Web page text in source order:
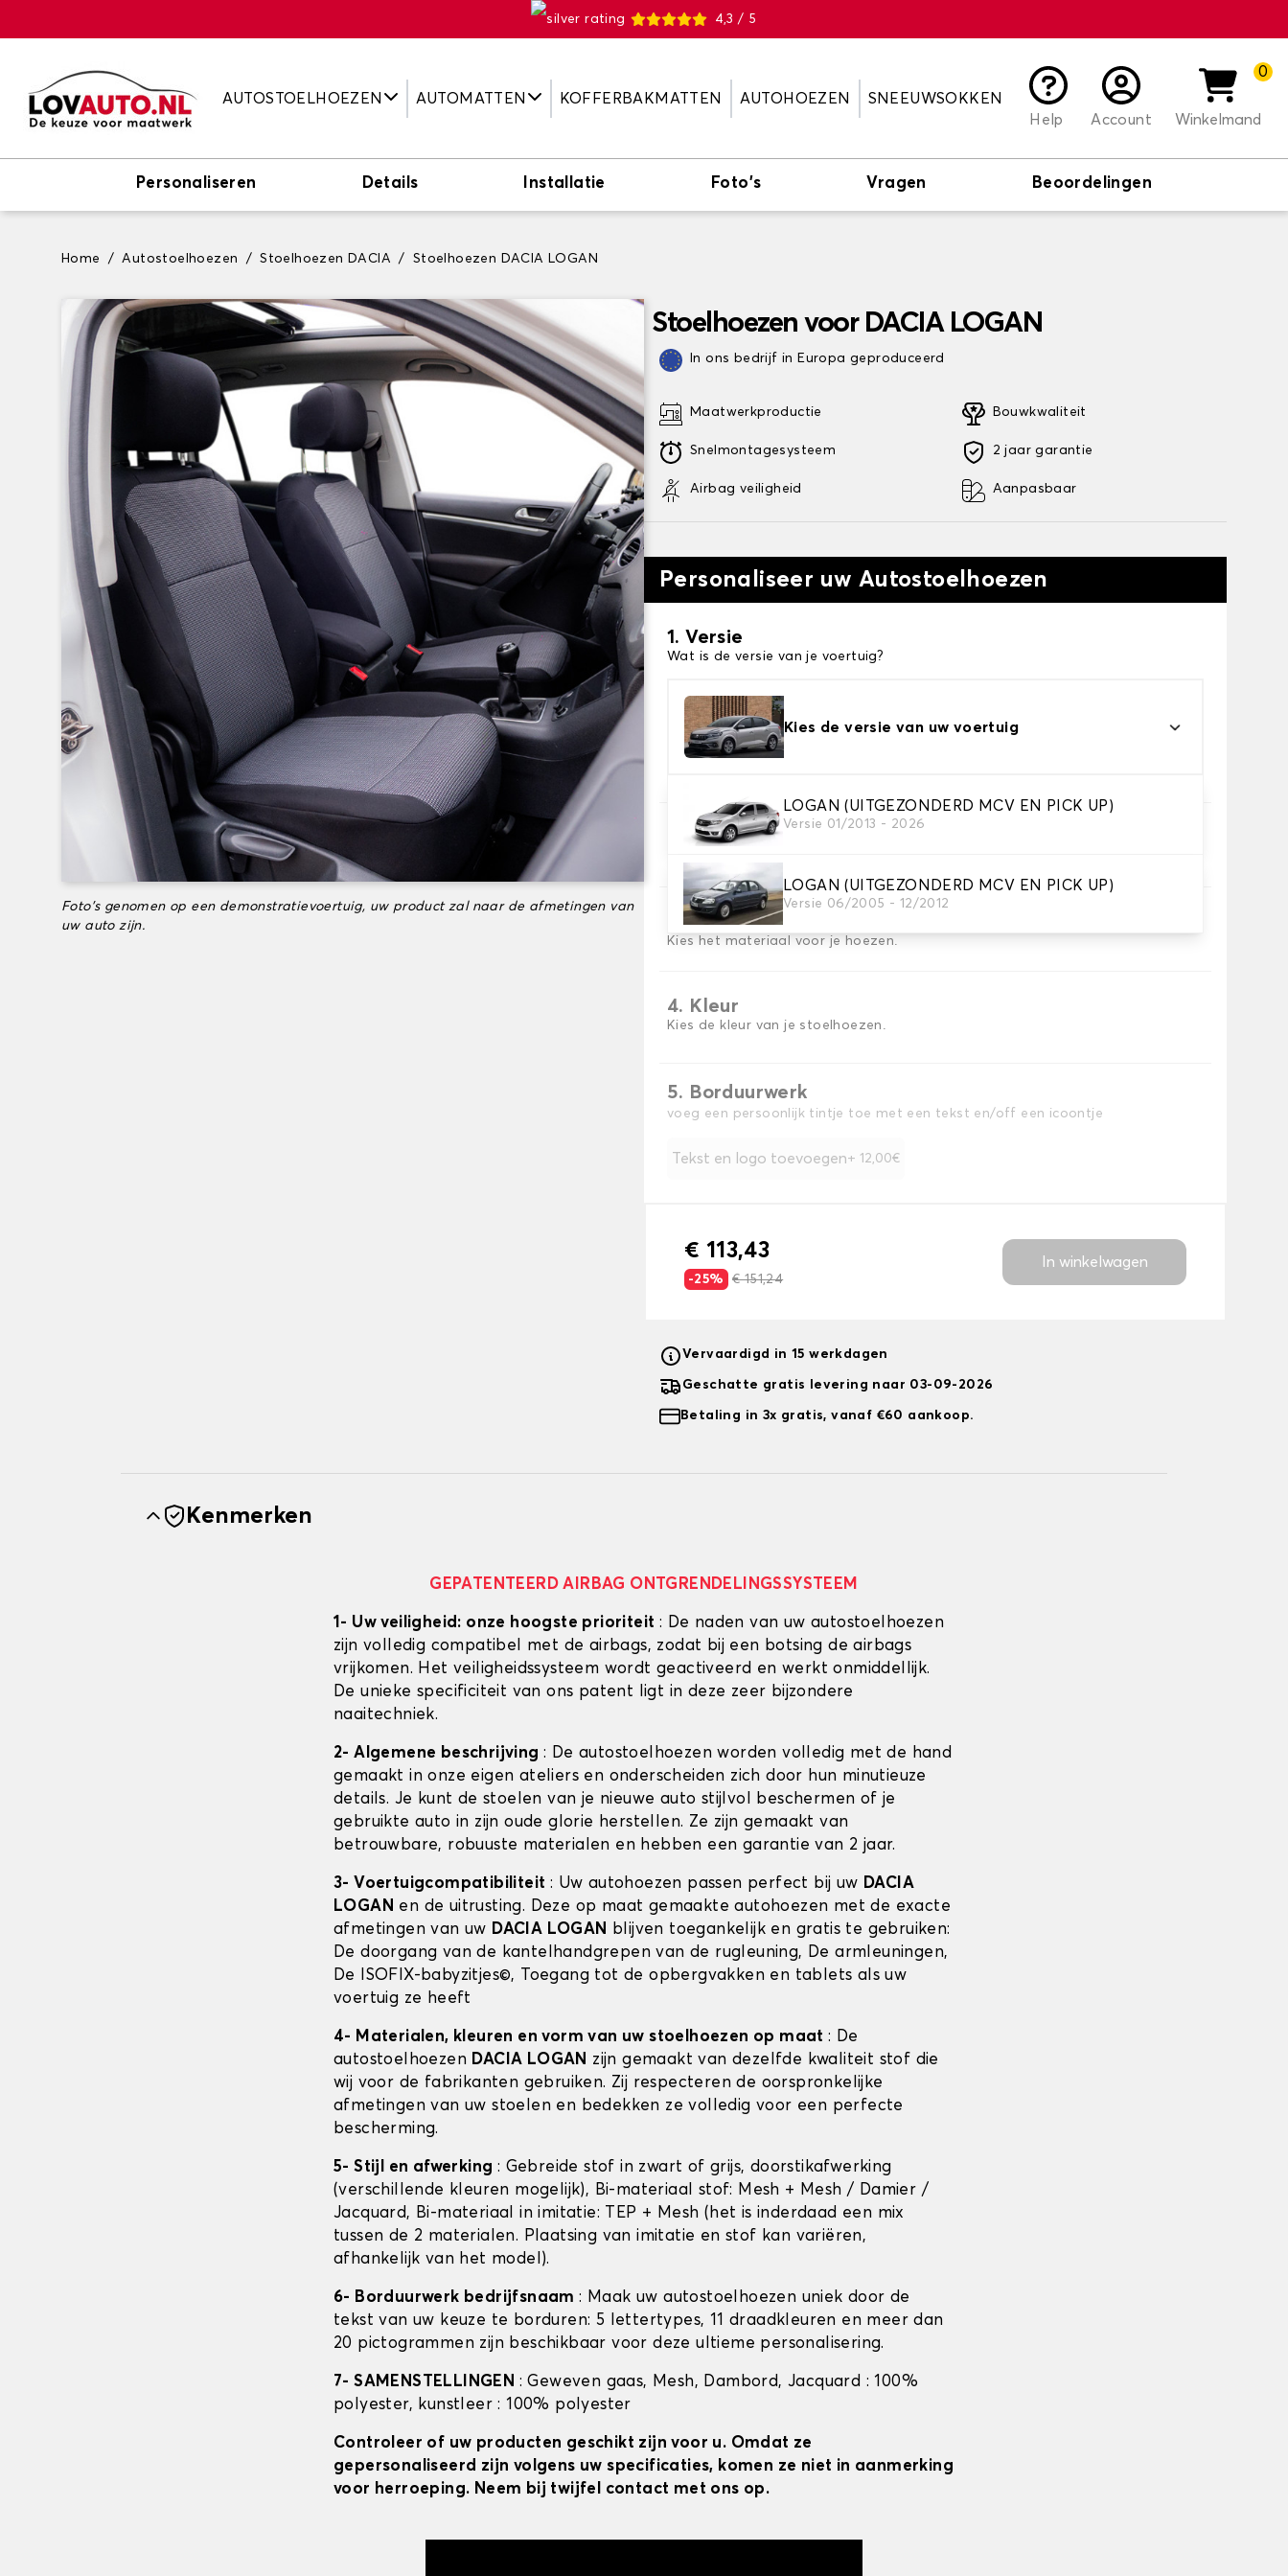
4,3 / 5
AUTOSTOELHOEZEN AUTOMATTEN KOFFERBAKMATTEN AUTOHOEZEN
SNEEUWSOKKEN
Help
Account
0
Winkelmand
Personaliseren Details Installatie Foto's Vragen Beoordelingen
Home Autostoelhoezen Stoelhoezen DACIA Stoelhoezen DACIA LOGAN
Foto's genomen op een demonstratievoertuig, uw product zal naar de afmetingen van
uw auto zijn.
Stoelhoezen voor DACIA LOGAN
In ons bedrijf in Europa geproduceerd
Maatwerkproductie
Snelmontagesysteem
Airbag veiligheid
Bouwkwaliteit
2 jaar garantie
Aanpasbaar
Personaliseer uw Autostoelhoezen
1. Versie
Wat is de versie van je voertuig?
Kies de versie van uw voertuig
LOGAN (UITGEZONDERD MCV EN PICK UP)
Versie 01/2013 - 2026
LOGAN (UITGEZONDERD MCV EN PICK UP)
Versie 06/2005 - 12/2012
2. Set hoezen
3. Materiaal
Kies het materiaal voor je hoezen.
4. Kleur
Kies de kleur van je stoelhoezen.
5. Borduurwerk
voeg een persoonlijk tintje toe met een tekst en/off een icoontje
Tekst en logo toevoegen + 12,00€
€ 113,43
-25% € 151,24
In winkelwagen
Vervaardigd in 15 werkdagen
Geschatte gratis levering naar 03-09-2026
Betaling in 3x gratis, vanaf €60 aankoop.
Kenmerken
GEPATENTEERD AIRBAG ONTGRENDELINGSSYSTEEM
1- Uw veiligheid: onze hoogste prioriteit : De naden van uw autostoelhoezen
zijn volledig compatibel met de airbags, zodat bij een botsing de airbags
vrijkomen. Het veiligheidssysteem wordt geactiveerd en werkt onmiddellijk.
De unieke specificiteit van ons patent ligt in deze zeer bijzondere
naaitechniek.
2- Algemene beschrijving : De autostoelhoezen worden volledig met de hand
gemaakt in onze eigen ateliers en onderscheiden zich door hun minutieuze
details. Je kunt de stoelen van je nieuwe auto stijlvol beschermen of je
gebruikte auto in zijn oude glorie herstellen. Ze zijn gemaakt van
betrouwbare, robuuste materialen en hebben een garantie van 2 jaar.
3- Voertuigcompatibiliteit : Uw autohoezen passen perfect bij uw DACIA
LOGAN en de uitrusting. Deze op maat gemaakte autohoezen met de exacte
afmetingen van uw DACIA LOGAN blijven toegankelijk en gratis te gebruiken:
De doorgang van de kantelhandgrepen van de rugleuning, De armleuningen,
De ISOFIX-babyzitjes©, Toegang tot de opbergvakken en tablets als uw
voertuig ze heeft
4- Materialen, kleuren en vorm van uw stoelhoezen op maat: De
autostoelhoezen DACIA LOGAN zijn gemaakt van dezelfde kwaliteit stof die
wij voor de fabrikanten gebruiken. Zij respecteren de oorspronkelijke
afmetingen van uw stoelen en bedekken ze volledig voor een perfecte
bescherming.
5- Stijl en afwerking : Gebreide stof in zwart of grijs, doorstikafwerking
(verschillende kleuren mogelijk), Bi-materiaal stof: Mesh + Mesh / Damier /
Jacquard, Bi-materiaal in imitatie: TEP + Mesh (het is inderdaad een mix
tussen de 2 materialen. Plaatsing van imitatie en stof kan variëren,
afhankelijk van het model).
6- Borduurwerk bedrijfsnaam: Maak uw autostoelhoezen uniek door de
tekst van uw keuze te borduren: 5 lettertypes, 11 draadkleuren en meer dan
20 pictogrammen zijn beschikbaar voor deze ultieme personalisering.
7- SAMENSTELLINGEN : Geweven gaas, Mesh, Dambord, Jacquard : 100%
polyester, kunstleer : 100% polyester
Controleer of uw producten geschikt zijn voor u. Omdat ze
gepersonaliseerd zijn volgens uw specificaties, komen ze niet in aanmerking
voor herroeping. Neem bij twijfel contact met ons op.